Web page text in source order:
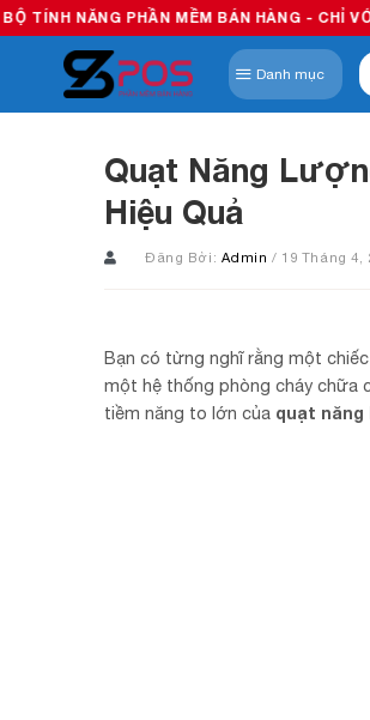
Skip
to
content
MỀM BÁN HÀNG - CHỈ VỚI 3 BƯỚC
Danh mục
Quạt Năng
Hiệu Quả
Đăng Bởi: Admin / 19 Tháng 4,
Bạn có từng nghĩ rằng một
một hệ thống phòng cháy chữa
tiềm năng to lớn của quạt